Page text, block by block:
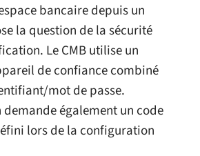
bancaire depuis un
la question de la sécurité
Le CMB utilise un
de confiance combiné
mot de passe.
demande également un code
lors de la configuration